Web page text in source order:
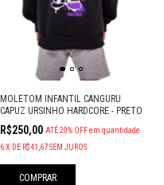
MOLETOM INFANTIL CANGURU
CAPUZ URSINHO HARDCORE - PRETO
R$250,00 ATÉ 20% OFF em quantidade
6 X DE R$41,67 SEM JUROS
COMPRAR